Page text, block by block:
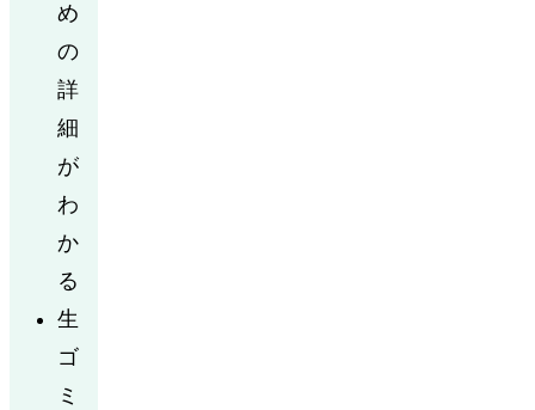
め
の
詳
細
が
わ
か
る
生
ゴ
ミ